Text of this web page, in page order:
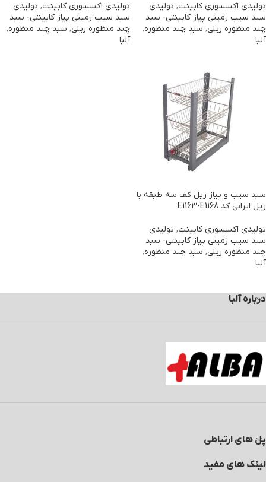
تولیدی اکسسوری کابینت, تولیدی
سبد سیب زمینی پیاز کابینتی- سبد
چند منظوره ریلی, سبد چند منظوره,
آلبا
تولیدی اکسسوری کابینت, تولیدی
سبد سیب زمینی پیاز کابینتی- سبد
چند منظوره ریلی, سبد چند منظوره,
آلبا
سبد سیب و پیاز ریل کف سه طبقه با
ریل ایرانی کد E1163-E1168
تولیدی اکسسوری کابینت, تولیدی
سبد سیب زمینی پیاز کابینتی- سبد
چند منظوره ریلی, سبد چند منظوره,
آلبا
درباره آلبا
پل های ارتباطی
لینک های مفید